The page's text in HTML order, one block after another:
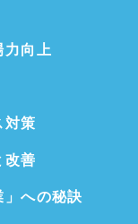
力向上
対策
改善
」への秘訣